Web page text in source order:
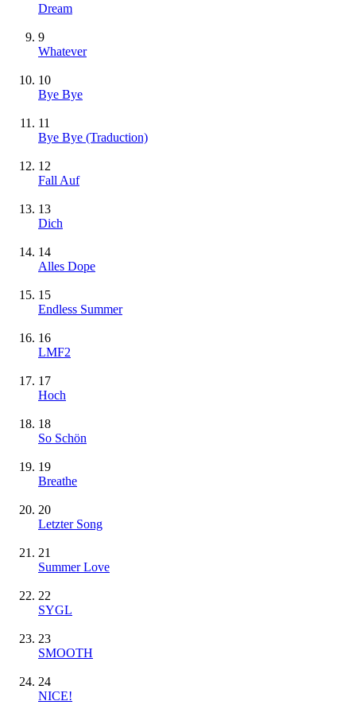
Dream
9
Whatever
10
Bye Bye
11
Bye Bye (Traduction)
12
Fall Auf
13
Dich
14
Alles Dope
15
Endless Summer
16
LMF2
17
Hoch
18
So Schön
19
Breathe
20
Letzter Song
21
Summer Love
22
SYGL
23
SMOOTH
24
NICE!